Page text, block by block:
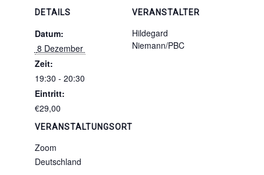
DETAILS
Datum:
8 Dezember
Zeit:
19:30 - 20:30
Eintritt:
€29,00
VERANSTALTUNGSORT
Zoom
Deutschland
VERANSTALTER
Hildegard
Niemann/PBC